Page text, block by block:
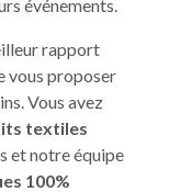
événements.
rapport
vous proposer
Vous avez
textiles
et notre équipe
100%